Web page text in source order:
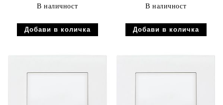
В наличност В наличност